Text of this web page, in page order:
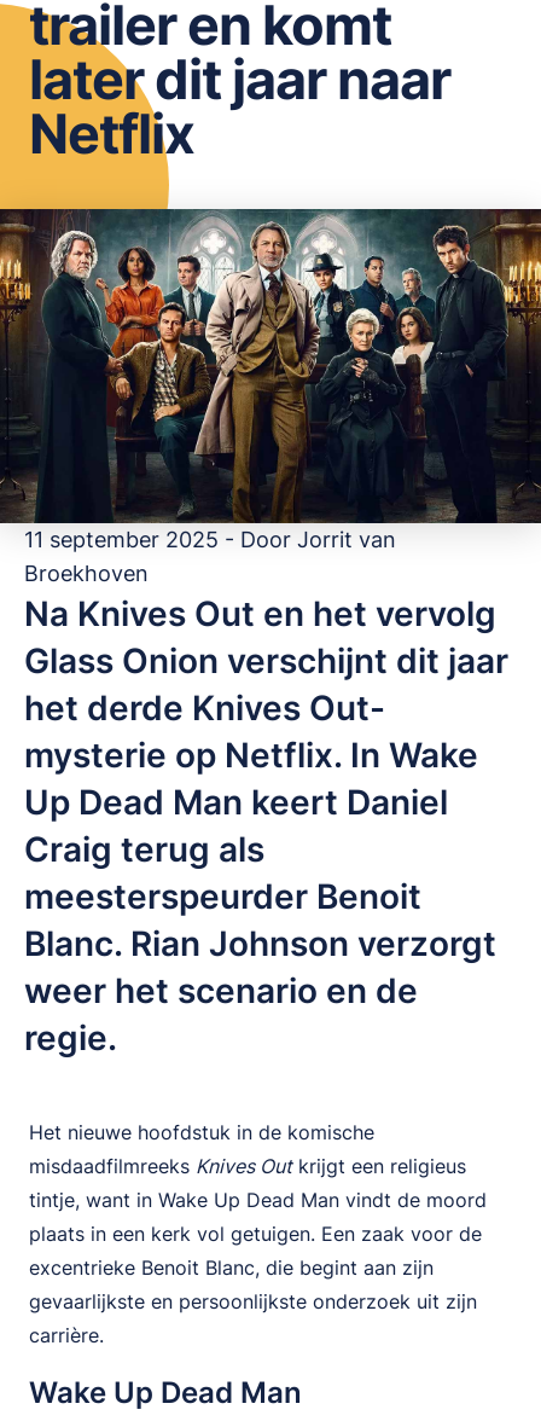
OPSLAAN
trailer en komt
later dit jaar naar
Netflix
11 september 2025 - Door Jorrit van
Broekhoven
Na Knives Out en het vervolg
Glass Onion verschijnt dit jaar
het derde Knives Out-
mysterie op Netflix. In Wake
Up Dead Man keert Daniel
Craig terug als
meesterspeurder Benoit
Blanc. Rian Johnson verzorgt
weer het scenario en de
regie.
Het nieuwe hoofdstuk in de komische
misdaadfilmreeks Knives Outkrijgt een religieus
tintje, want in Wake Up Dead Man vindt de moord
plaats in een kerk vol getuigen. Een zaak voor de
excentrieke Benoit Blanc, die begint aan zijn
gevaarlijkste en persoonlijkste onderzoek uit zijn
carrière.
Wake Up Dead Man